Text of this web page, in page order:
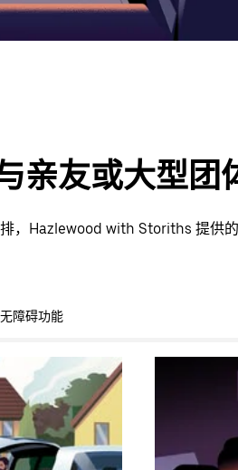
亲友或大型团
，Hazlewood with Storiths 提供
无障碍功能